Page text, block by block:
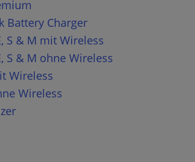
Battery Charger
S & M mit Wireless
S & M ohne Wireless
Wireless
Wireless